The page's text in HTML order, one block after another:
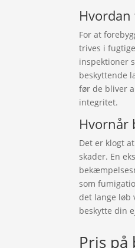
For at
trives i
inspektioner
beskyttende
før de bliver
integritet.
Hvornår
Det er klogt
skader. En
som
det lange løb
beskytte din
Pris